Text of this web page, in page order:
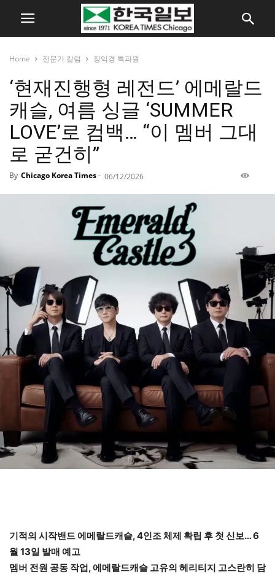
Home 전문가 칼럼 장익경 특파원
‘현재진행형 레전드’ 에메랄드
캐슬, 여름 싱글 ‘SUMMER
LOVE’로 컴백… “이 멤버 그대
로 굳건히”
By Chicago Korea Times- 06/12/2026
기적의 시작밴드 에메랄드캐슬, 4인조 체제 확립 후 첫 신보… 6
월 13일 발매 예고
멤버 전원 공동 작업, 에메랄드캐슬 고유의 헤리티지 고스란히 담